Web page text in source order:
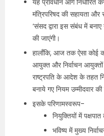
यह प्रावधान आगे निर्धारित
मंत्रिपरिषद की सहायता और
‘संसद द्वारा इस संबंध में
की जाएंगी।
हालाँकि, आज तक ऐसा कोई
आयुक्त और निर्वाचन आयुक्तों
राष्ट्रपति के आदेश के तहत
बनाये गए नियम उम्मीदवार
इसके परिणामस्वरूप-
नियुक्तियों में
भविष्य में मुख्य